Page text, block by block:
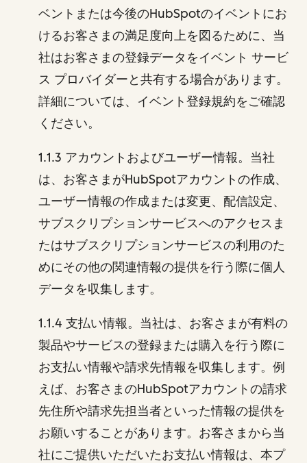
ベントまたは今後のHubSpotのイベントにお
けるお客さまの満足度向上を図るために、当
社はお客さまの登録データをイベント サービ
ス プロバイダーと共有する場合があります。
詳細については、イベント登録規約をご確認
ください。
1.1.3 アカウントおよびユーザー情報。当社
は、お客さまがHubSpotアカウントの作成、
ユーザー情報の作成または変更、配信設定、
サブスクリプションサービスへのアクセスま
たはサブスクリプションサービスの利用のた
めにその他の関連情報の提供を行う際に個人
データを収集します。
1.1.4 支払い情報。当社は、お客さまが有料の
製品やサービスの登録または購入を行う際に
お支払い情報や請求先情報を収集します。例
えば、お客さまのHubSpotアカウントの請求
先住所や請求先担当者といった情報の提供を
お願いすることがあります。お客さまから当
社にご提供いただいたお支払い情報は、本プ